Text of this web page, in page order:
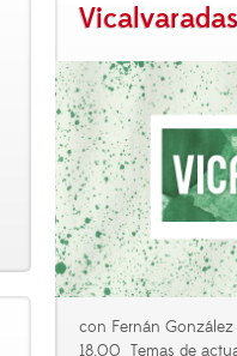
Vicalvaradas
con Fernán
18.00 Temas de